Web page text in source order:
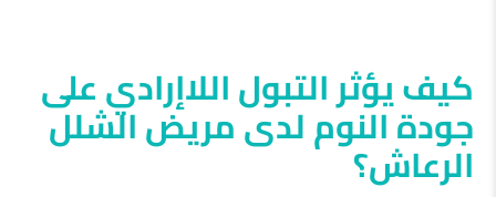
كيف يؤثر التبول اللاإرادي على
جودة النوم لدى مريض الشلل
الرعاش؟